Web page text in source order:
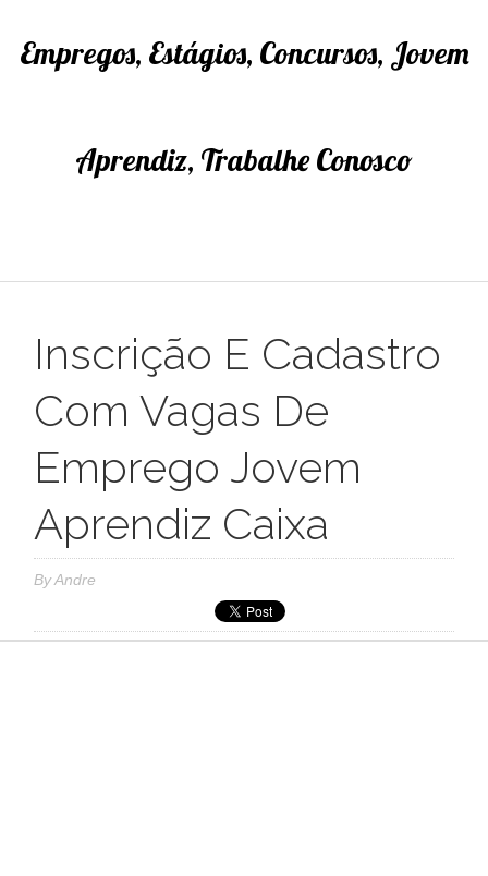
Empregos, Estágios, Concursos, Jovem
Aprendiz, Trabalhe Conosco
Inscrição E Cadastro
Com Vagas De
Emprego Jovem
Aprendiz Caixa
ByAndre